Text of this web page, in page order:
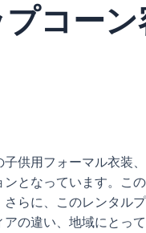
コー
供用フォーマル衣装
となっています。こ
らに、このレンタル
の違い、地域にとっ